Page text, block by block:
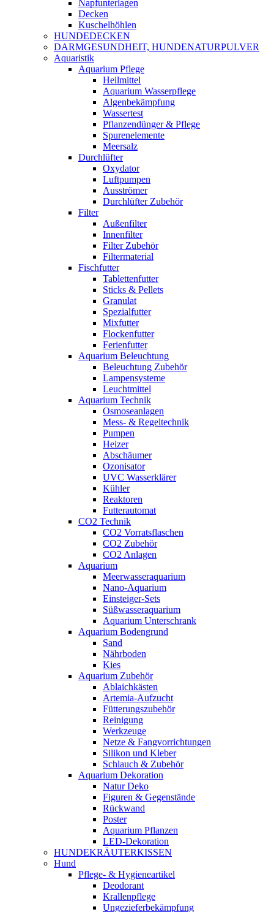
Napfunterlagen
Decken
Kuschelhöhlen
HUNDEDECKEN
DARMGESUNDHEIT, HUNDENATURPULVER
Aquaristik
Aquarium Pflege
Heilmittel
Aquarium Wasserpflege
Algenbekämpfung
Wassertest
Pflanzendünger & Pflege
Spurenelemente
Meersalz
Durchlüfter
Oxydator
Luftpumpen
Ausströmer
Durchlüfter Zubehör
Filter
Außenfilter
Innenfilter
Filter Zubehör
Filtermaterial
Fischfutter
Tablettenfutter
Sticks & Pellets
Granulat
Spezialfutter
Mixfutter
Flockenfutter
Ferienfutter
Aquarium Beleuchtung
Beleuchtung Zubehör
Lampensysteme
Leuchtmittel
Aquarium Technik
Osmoseanlagen
Mess- & Regeltechnik
Pumpen
Heizer
Abschäumer
Ozonisator
UVC Wasserklärer
Kühler
Reaktoren
Futterautomat
CO2 Technik
CO2 Vorratsflaschen
CO2 Zubehör
CO2 Anlagen
Aquarium
Meerwasseraquarium
Nano-Aquarium
Einsteiger-Sets
Süßwasseraquarium
Aquarium Unterschrank
Aquarium Bodengrund
Sand
Nährboden
Kies
Aquarium Zubehör
Ablaichkästen
Artemia-Aufzucht
Fütterungszubehör
Reinigung
Werkzeuge
Netze & Fangvorrichtungen
Silikon und Kleber
Schlauch & Zubehör
Aquarium Dekoration
Natur Deko
Figuren & Gegenstände
Rückwand
Poster
Aquarium Pflanzen
LED-Dekoration
HUNDEKRÄUTERKISSEN
Hund
Pflege- & Hygieneartikel
Deodorant
Krallenpflege
Ungezieferbekämpfung